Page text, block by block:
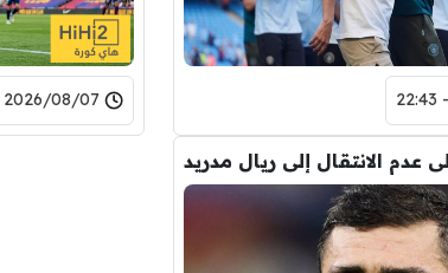
2026/08/07 - 23:12
عدم الانتقال إلى ريال مدريد